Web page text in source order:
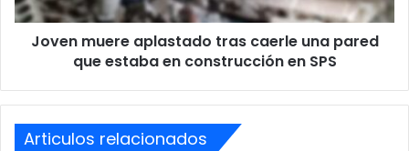
estaba
construcción
SPS
Joven muere aplastado tras caerle una pared
que estaba en construcción en SPS
Articulos relacionados